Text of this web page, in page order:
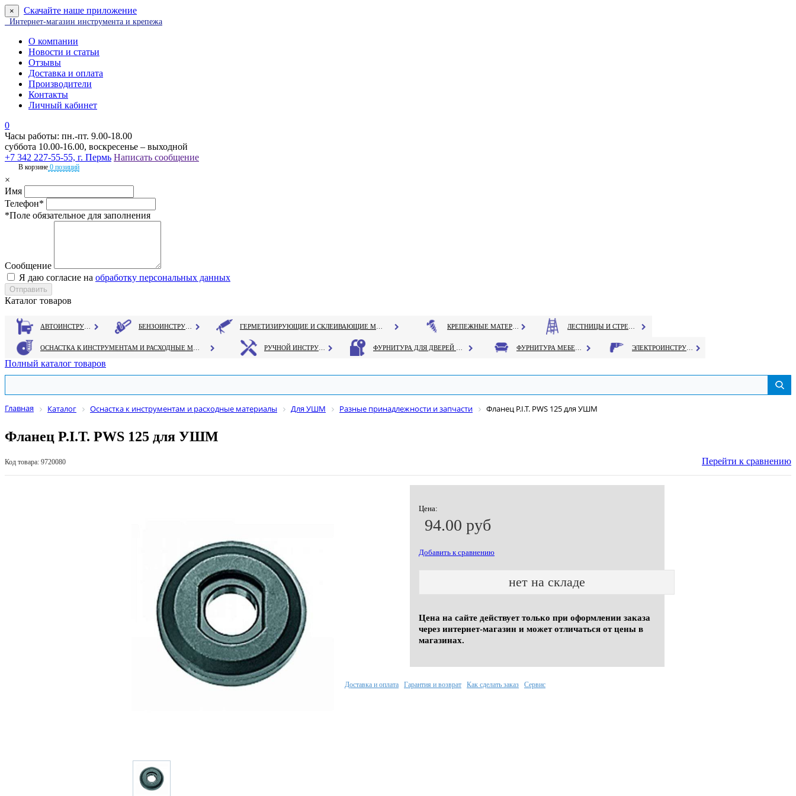
× Скачайте наше приложение
Интернет-магазин инструмента и крепежа
О компании
Новости и статьи
Отзывы
Доставка и оплата
Производители
Контакты
Личный кабинет
0
Часы работы: пн.-пт. 9.00-18.00
суббота 10.00-16.00, воскресенье – выходной
+7 342 227-55-55, г. Пермь Написать сообщение
В корзине 0 позиций
×
Имя
Телефон*
*Поле обязательное для заполнения
Сообщение
Я даю согласие на обработку персональных данных
Каталог товаров
Полный каталог товаров
Главная Каталог Оснастка к инструментам и расходные материалы Для УШМ Разные принадлежности и запчасти Фланец P.I.T. PWS 125 для УШМ
Фланец P.I.T. PWS 125 для УШМ
Код товара: 9720080 Перейти к сравнению
Цена:
94.00 руб
Добавить к сравнению
нет на складе
Цена на сайте действует только при оформлении заказа
через интернет-магазин и может отличаться от цены в
магазинах.
Доставка и оплата Гарантия и возврат Как сделать заказ Сервис